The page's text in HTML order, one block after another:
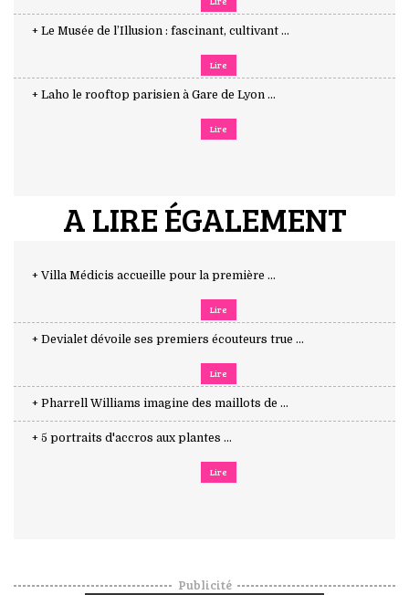
+ Le Musée de l’Illusion : fascinant, cultivant ...
Lire
+ Laho le rooftop parisien à Gare de Lyon ...
Lire
A LIRE ÉGALEMENT
+ Villa Médicis accueille pour la première ...
Lire
+ Devialet dévoile ses premiers écouteurs true ...
Lire
+ Pharrell Williams imagine des maillots de ...
+ 5 portraits d'accros aux plantes ...
Lire
Publicité